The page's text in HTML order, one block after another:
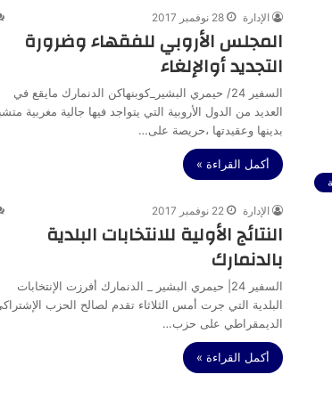
الإدارة 28 نوفمبر 2017
المجلس الأروبي للفقهاء وضرورة
التجديد أوالإلغاء
السفير 24/ حيمري البشير_كوبنهاكن الدنمارك مايقع في
العديد من الدول الأروبية التي يتواجد فيها جالية مغربية
بدينها وعقيدتها ،حريصة على…
أكمل القراءة »
الإدارة 22 نوفمبر 2017
النتائج الأولية للانتخابات البلدية
بالدنمارك
السفير 24| حيمري البشير _ الدنمارك أفرزت الإنتخابات
البلدية التي جرت أمس الثلاثاء تقدم لصالح الحزب
الديمقراطي على حزب…
أكمل القراءة »